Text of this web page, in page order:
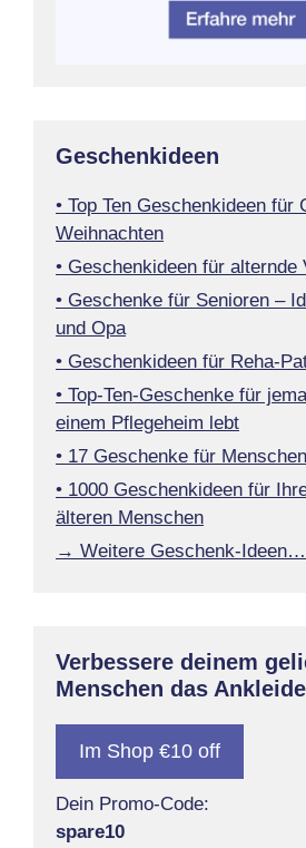
Geschenkideen
• Top Ten Geschenkideen für
Weihnachten
• Geschenkideen für alternde
• Geschenke für Senioren –
und Opa
• Geschenkideen für Reha-
• Top-Ten-Geschenke für
einem Pflegeheim lebt
• 17 Geschenke für
• 1000 Geschenkideen für
älteren Menschen
→ Weitere Geschenk-Ideen…
Verbessere deinem
Menschen das
Im Shop €10 off
Dein Promo-Code:
spare10